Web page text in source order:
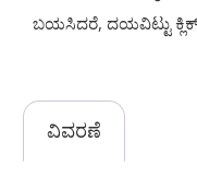
ಬಯಸಿದರೆ, ದಯವಿಟ್ಟು
ವಿವರಣೆ